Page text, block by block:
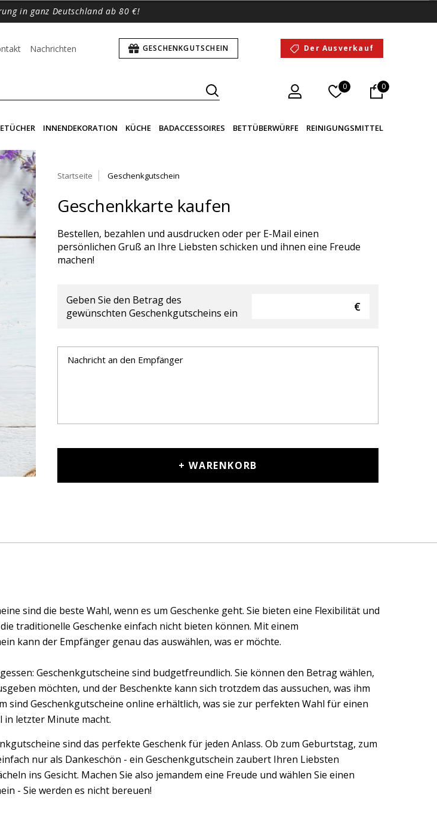
in ganz Deutschland ab 80 €!
Nachrichten GESCHENKGUTSCHEIN Der Ausverkauf
0 0
INNENDEKORATION KÜCHE BADACCESSOIRES BETTÜBERWÜRFE REINIGUNGSMITTEL
Startseite Geschenkgutschein
Geschenkkarte kaufen
Bestellen, bezahlen und ausdrucken oder per E-Mail einen
persönlichen Gruß an Ihre Liebsten schicken und ihnen eine Freude
machen!
Geben Sie den Betrag des
gewünschten Geschenkgutscheins ein
+ WARENKORB
sind die beste Wahl, wenn es um Geschenke geht. Sie bieten eine Flexibilität und
traditionelle Geschenke einfach nicht bieten können. Mit einem
kann der Empfänger genau das auswählen, was er möchte.
Geschenkgutscheine sind budgetfreundlich. Sie können den Betrag wählen,
möchten, und der Beschenkte kann sich trotzdem das aussuchen, was ihm
sind Geschenkgutscheine online erhältlich, was sie zur perfekten Wahl für einen
in letzter Minute macht.
sind das perfekte Geschenk für jeden Anlass. Ob zum Geburtstag, zum
nur als Dankeschön - ein Geschenkgutschein zaubert Ihren Liebsten
ins Gesicht. Machen Sie also jemandem eine Freude und wählen Sie einen
- Sie werden es nicht bereuen!